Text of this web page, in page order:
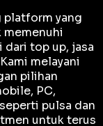
platform yang
memenuhi
dari top up, jasa
melayani
pilihan
PC,
pulsa dan
untuk terus